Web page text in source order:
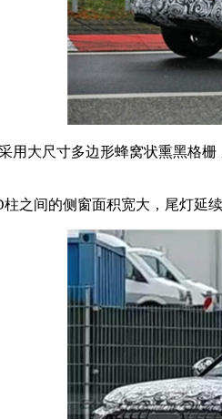
大尺寸多边形蜂窝状熏黑格栅
间的侧窗面积宽大，尾灯延续